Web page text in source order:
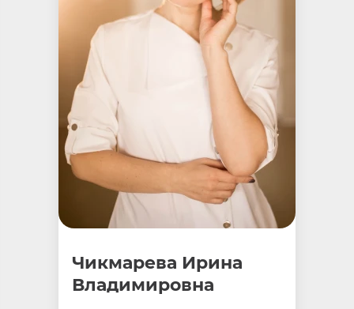
Чикмарева Ирина
Владимировна